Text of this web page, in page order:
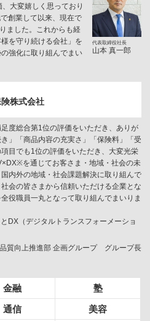
代表取締役社長
山本 真一郎
大変嬉しく思っており
創業して以来、現在で
ました。これからも経
を守り続ける会社」を
強化に取り組んでまい
株式会社
度総合第1位の評価をいただき、ありが
」「商品内容の充実さ」「保険料」「受
目でも1位の評価をいただき、大変光栄
を通じてお客さま・地域・社会の未
内外の地域・社会課題解決に取り組んで
会の皆さまから信頼いただける企業とな
役職員一丸となって取り組んでまいりま
DX（デジタルトランスフォーメーショ
質向上推進部 企画グループ グループ長
金融
塾
通信 美容